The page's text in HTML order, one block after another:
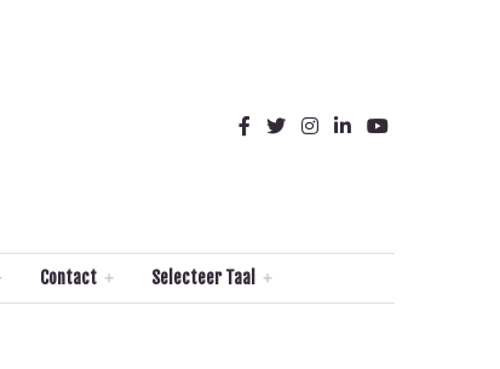
Contact Selecteer Taal